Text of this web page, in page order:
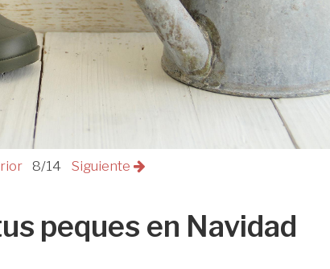
8/14 Siguiente
peques en Navidad